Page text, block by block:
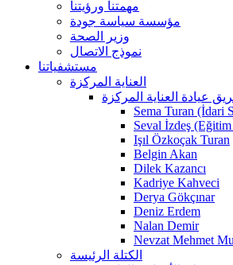
مهمتنا ورؤيتنا
مؤسسة سياسة جودة
وزير الصحة
نموذج الاتصال
مستشفياتنا
العناية المركزة
عيادة العناية المركزة
Sema Turan (İdari
Seval İzdeş
Işıl Özkoçak Turan
Belgin Akan
Dilek Kazancı
Kadriye Kahveci
Derya Gökçınar
Deniz Erdem
Nalan Demir
Nevzat Mehmet
الكتلة الرئيسة